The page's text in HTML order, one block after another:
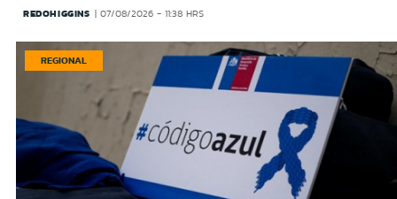
REDOHIGGINS 07/08/2026 - 11:38 HRS
REGIONAL